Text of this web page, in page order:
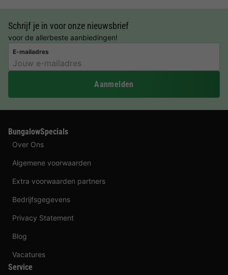
Schrijf je in voor onze nieuwsbrief
voor de allerbeste aanbiedingen!
E-mailadres
Aanmelden
BungalowSpecials
Over Ons
Algemene voorwaarden
Extra voorwaarden partners
Bedrijfsgegevens
Privacy Statement
Blog
Vacatures
Service